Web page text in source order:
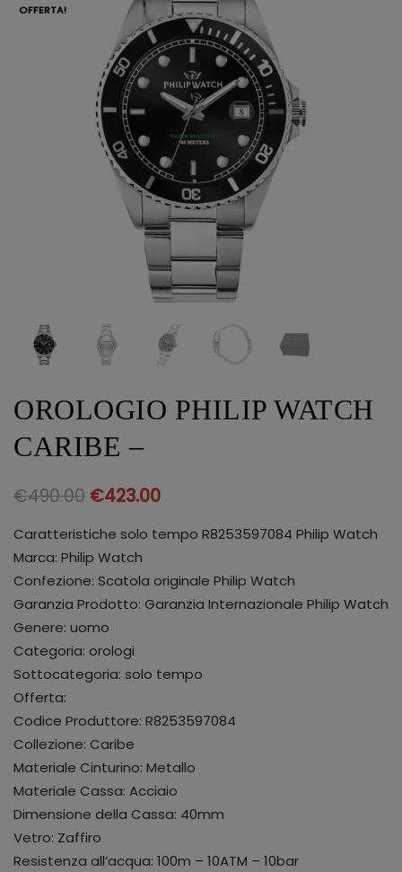
OFFERTA!
OROLOGIO PHILIP WATCH
CARIBE –
€490.00 €423.00
Caratteristiche solo tempo R8253597084 Philip Watch
Marca: Philip Watch
Confezione: Scatola originale Philip Watch
Garanzia Prodotto: Garanzia Internazionale Philip Watch
Genere: uomo
Categoria: orologi
Sottocategoria: solo tempo
Offerta:
Codice Produttore: R8253597084
Collezione: Caribe
Materiale Cinturino: Metallo
Materiale Cassa: Acciaio
Dimensione della Cassa: 40mm
Vetro: Zaffiro
Resistenza all’acqua: 100m – 10ATM – 10bar